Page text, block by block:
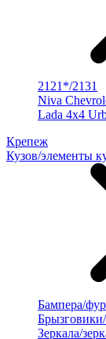
2121*/2131
Niva
Lada 4x4
Крепеж
Кузов/элементы
Бампера/
Зеркала/